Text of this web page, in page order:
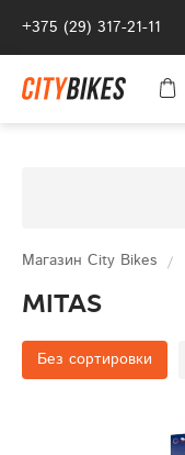
+375 (29) 317-21-11
Магазин City Bikes
Mitas
Без сортировки